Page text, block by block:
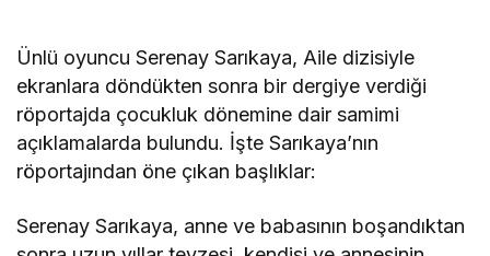
Ünlü oyuncu Serenay Sarıkaya, Aile dizisiyle
ekranlara döndükten sonra bir dergiye verdiği
röportajda çocukluk dönemine dair samimi
açıklamalarda bulundu. İşte Sarıkaya’nın
röportajından öne çıkan başlıklar:
Serenay Sarıkaya, anne ve babasının boşandıktan